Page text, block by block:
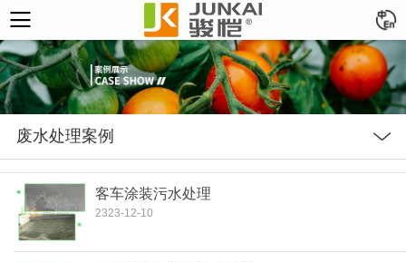
废水处理案例
客车涂装污水处理
2323-12-10